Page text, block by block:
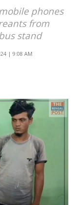
phones
from
stand
| 9:08 AM